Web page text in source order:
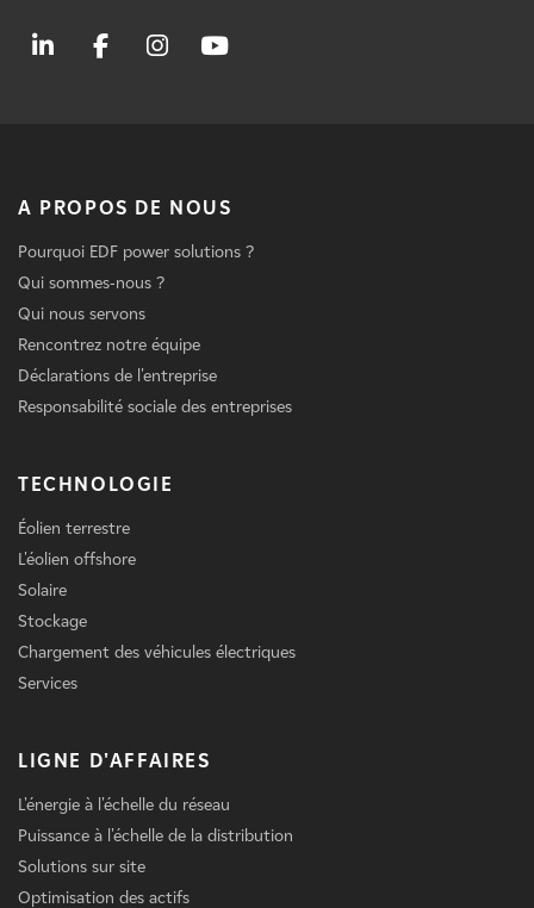
A PROPOS DE NOUS
Pourquoi EDF power solutions ?
Qui sommes-nous ?
Qui nous servons
Rencontrez notre équipe
Déclarations de l'entreprise
Responsabilité sociale des entreprises
TECHNOLOGIE
Éolien terrestre
L'éolien offshore
Solaire
Stockage
Chargement des véhicules électriques
Services
LIGNE D'AFFAIRES
L'énergie à l'échelle du réseau
Puissance à l'échelle de la distribution
Solutions sur site
Optimisation des actifs